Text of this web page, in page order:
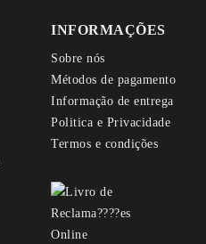
INFORMAÇÕES
Sobre nós
Métodos de pagamento
Informação de entrega
Politica e Privacidade
Termos e condições